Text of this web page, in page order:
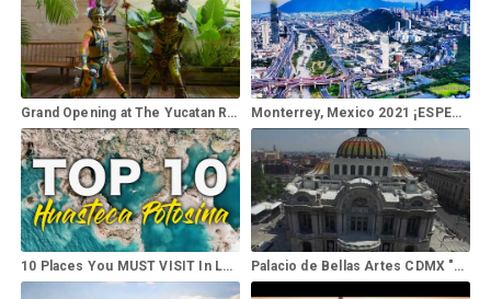
Grand Opening at The Yucatan Resort Playa del Carmen Monterrey, Mexico 2021 ¡ESPECTACULAR!
10 Places You MUST VISIT In LA HUASTECA POTOSINA Palacio de Bellas Artes CDMX "Drone Video"